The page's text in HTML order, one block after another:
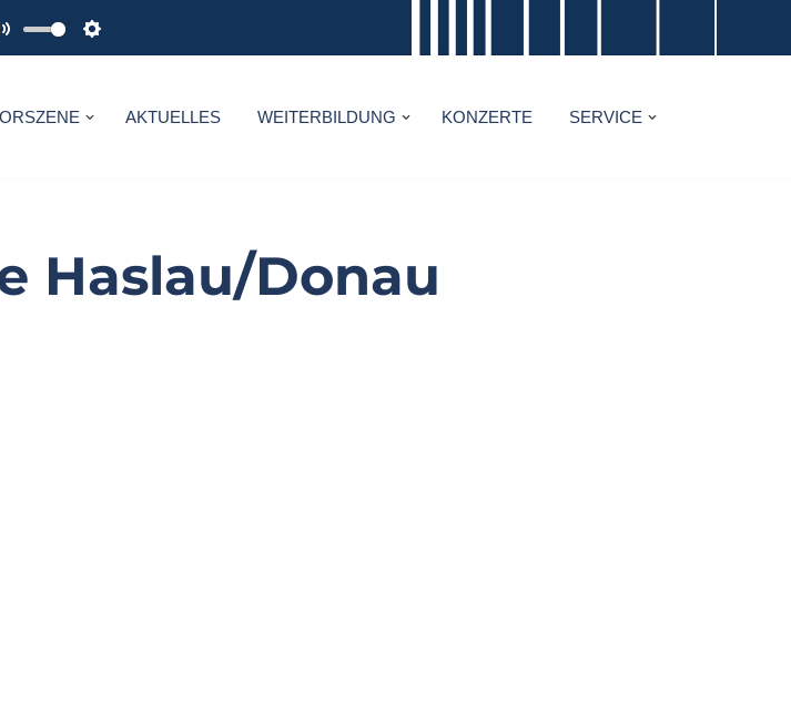
M
T
S
T
S
AKTUELLES WEITERBILDUNG KONZERTE SERVICE
Haslau/Donau